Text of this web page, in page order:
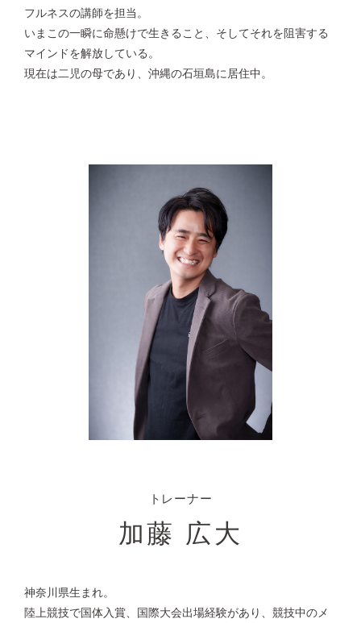
フルネスの講師を担当。
いまこの一瞬に命懸けで生きること、そしてそれを阻害する
マインドを解放している。
現在は二児の母であり、沖縄の石垣島に居住中。
トレーナー
加藤 広大
神奈川県生まれ。
陸上競技で国体入賞、国際大会出場経験があり、競技中のメ